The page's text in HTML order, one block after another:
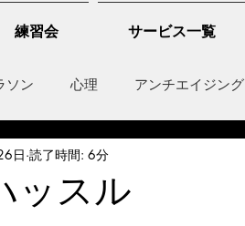
練習会 サービス一覧
ソン 心理 アンチエイジング
inflammation
ッスル
日 読了時間: 6分